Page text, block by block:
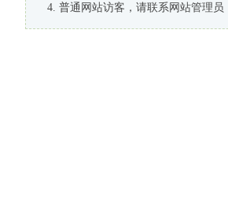
普通网站访客，请联系网站管理员